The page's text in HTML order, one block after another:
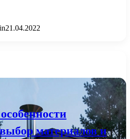
21.04.2022
материалов и